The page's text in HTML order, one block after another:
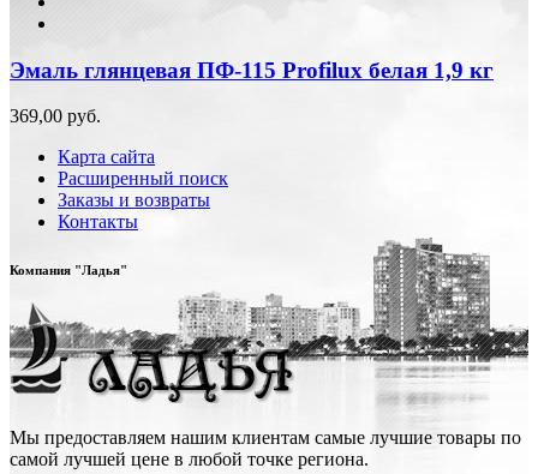
Эмаль глянцевая ПФ-115 Profilux белая 1,9 кг
369,00 руб.
Карта сайта
Расширенный поиск
Заказы и возвраты
Контакты
Компания "Ладья"
Мы предоставляем нашим клиентам самые лучшие товары по
самой лучшей цене в любой точке региона.